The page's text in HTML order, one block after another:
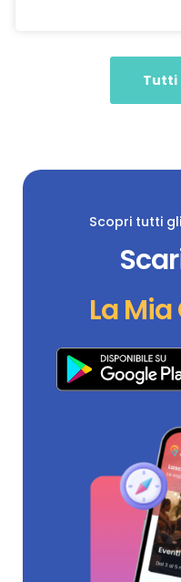
Tutti
Scopri tutti gli
La